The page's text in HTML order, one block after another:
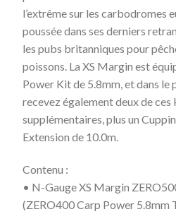
l’extrême sur les carbodromes
poussée dans ses derniers
les pubs britanniques pour
poissons. La XS Margin est
Power Kit de 5.8mm, et dans le
recevez également deux de ces
supplémentaires, plus un
Extension de 10.0m.
Contenu :
• N-Gauge XS Margin
(ZERO400 Carp Power 5.8mm